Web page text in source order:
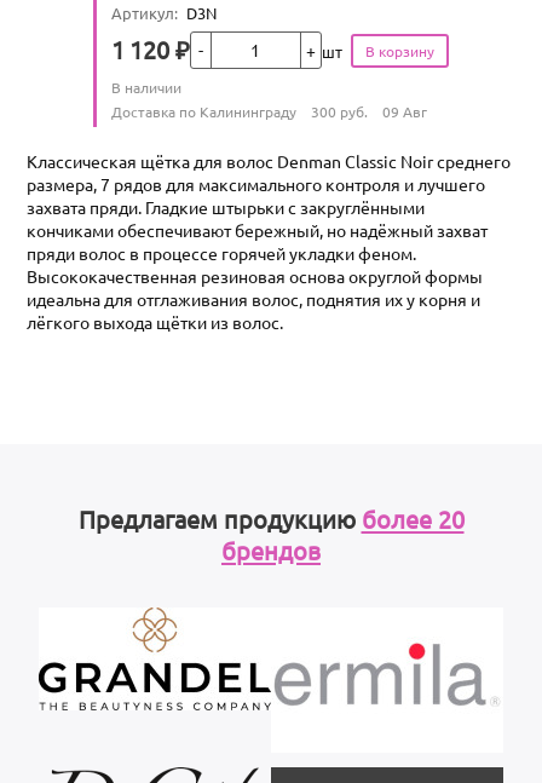
Артикул: D3N
Цена
1 120 ₽Кол-во шт
Количество
В наличии
Условия доставки
Доставка по Калининграду 300 руб. 09 Авг
Классическая щётка для волос Denman Classic Noir среднего
размера, 7 рядов для максимального контроля и лучшего
захвата пряди. Гладкие штырьки с закруглёнными
кончиками обеспечивают бережный, но надёжный захват
пряди волос в процессе горячей укладки феном.
Высококачественная резиновая основа округлой формы
идеальна для отглаживания волос, поднятия их у корня и
лёгкого выхода щётки из волос.
Предлагаем продукцию более 20
брендов